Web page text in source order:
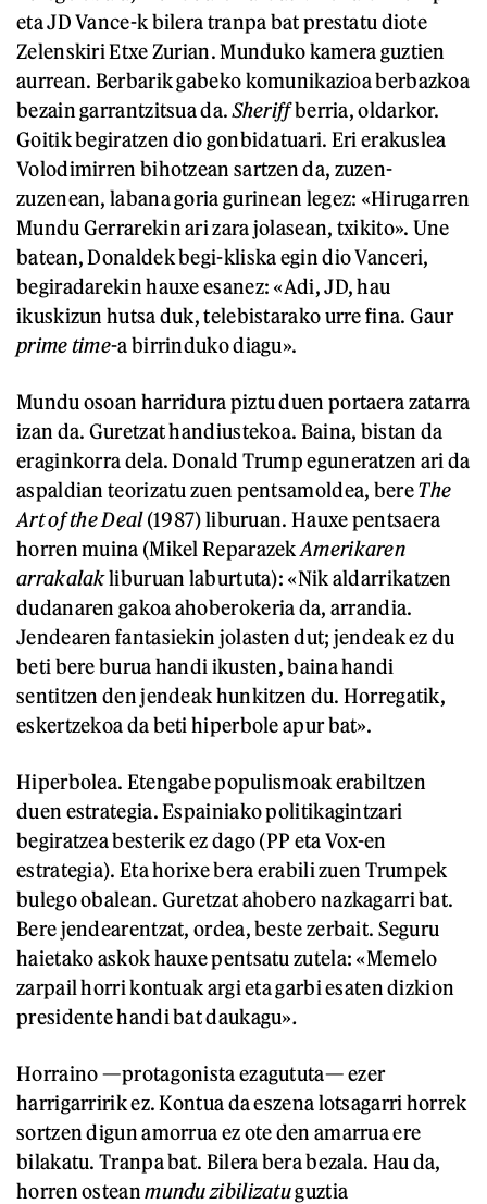
eta JD Vance-k bilera tranpa bat prestatu diote
Zelenskiri Etxe Zurian. Munduko kamera guztien
aurrean. Berbarik gabeko komunikazioa berbazkoa
bezain garrantzitsua da.Sheriffberria, oldarkor.
Goitik begiratzen dio gonbidatuari. Eri erakuslea
Volodimirren bihotzean sartzen da, zuzen-
zuzenean, labana goria gurinean legez: «Hirugarren
Mundu Gerrarekin ari zara jolasean, txikito». Une
batean, Donaldek begi-kliska egin dio Vanceri,
begiradarekin hauxe esanez: «Adi, JD, hau
ikuskizun hutsa duk, telebistarako urre fina. Gaur
prime time-a birrinduko diagu».
Mundu osoan harridura piztu duen portaera zatarra
izan da. Guretzat handiustekoa. Baina, bistan da
eraginkorra dela. Donald Trump eguneratzen ari da
aspaldian teorizatu zuen pentsamoldea, bereThe
Art of the Deal(1987) liburuan. Hauxe pentsaera
horren muina (Mikel ReparazekAmerikaren
arrakalakliburuan laburtuta): «Nik aldarrikatzen
dudanaren gakoa ahoberokeria da, arrandia.
Jendearen fantasiekin jolasten dut; jendeak ez du
beti bere burua handi ikusten, baina handi
sentitzen den jendeak hunkitzen du. Horregatik,
eskertzekoa da beti hiperbole apur bat».
Hiperbolea. Etengabe populismoak erabiltzen
duen estrategia. Espainiako politikagintzari
begiratzea besterik ez dago (PP eta Vox-en
estrategia). Eta horixe bera erabili zuen Trumpek
bulego obalean. Guretzat ahobero nazkagarri bat.
Bere jendearentzat, ordea, beste zerbait. Seguru
haietako askok hauxe pentsatu zutela: «Memelo
zarpail horri kontuak argi eta garbi esaten dizkion
presidente handi bat daukagu».
Horraino —protagonista ezagututa— ezer
harrigarririk ez. Kontua da eszena lotsagarri horrek
sortzen digun amorrua ez ote den amarrua ere
bilakatu. Tranpa bat. Bilera bera bezala. Hau da,
horren osteanmundu zibilizatuguztia